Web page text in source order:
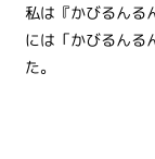
私は『かびるんる
には「かびるんる
た。